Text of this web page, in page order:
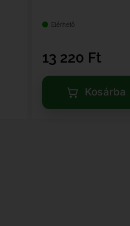
Elérhető
13 220 Ft
Kosárba